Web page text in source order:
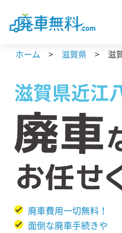
ホーム 滋賀県 滋
滋賀県近江
廃車費用一切無料！
面倒な廃車手続きや